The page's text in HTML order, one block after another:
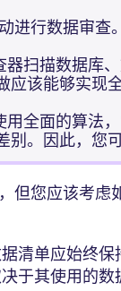
进行数据审查。
器扫描数据库
该能够实现
用全面的算法
别。因此，您
但您应该考虑
清单应始终
于其使用的